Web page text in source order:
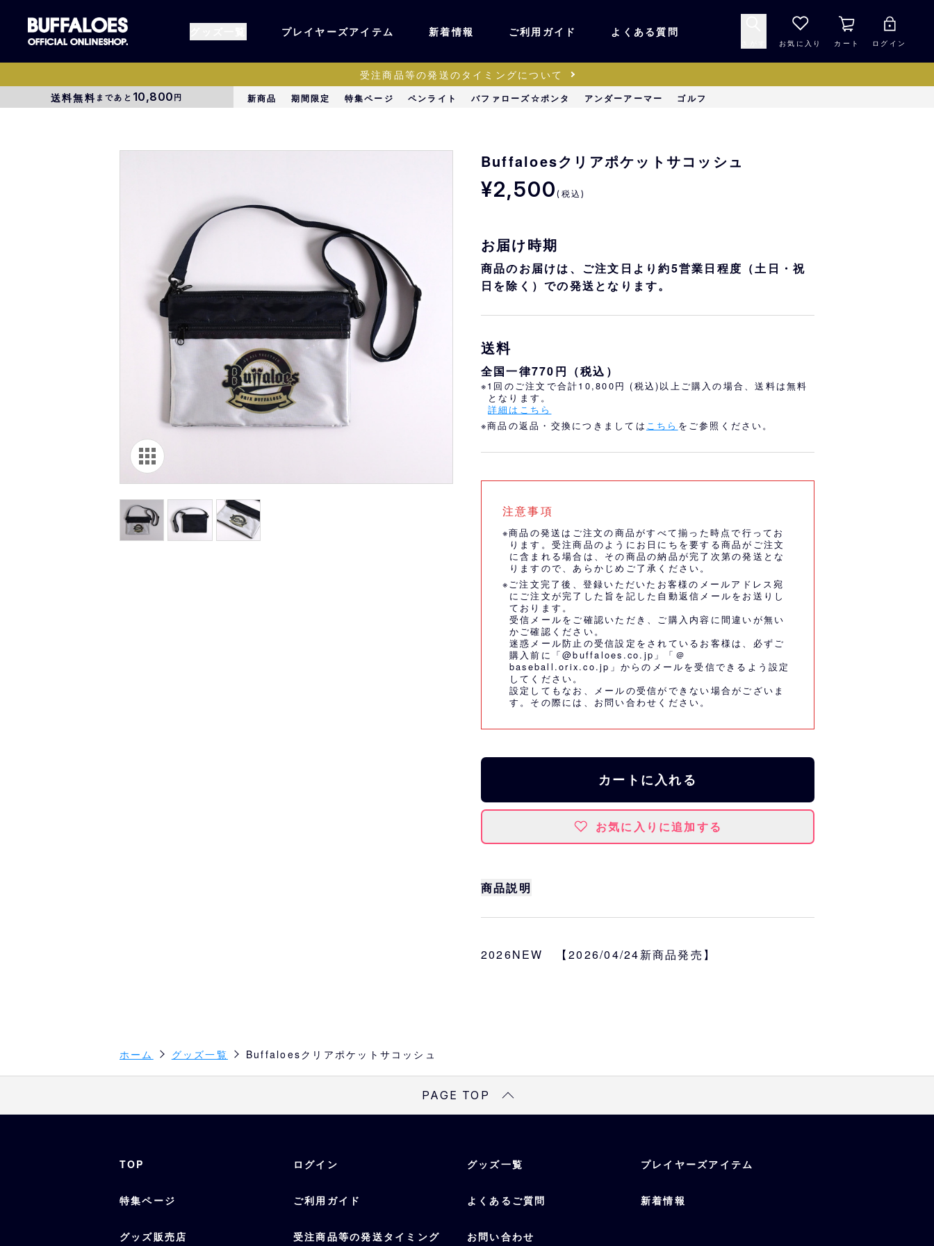
すべてのグッズ オーセンティック
ユニフォーム・ワッ
キャップ・ヘルメッ
アパレル キッズ・ベビー バッグ
コラボグッズ
ステーショナリー・
EC限定販売 キーホルダー シークレット 1000円未満
1000円以上3000円
オリ達におすすめ オリ姫におすすめ オリっこにおすすめ SPECIAL PRICE
プレイヤーズアイテム 新着情報 ご利用ガイド よくある質問
お気に入り カート ログイン
受注商品等の発送のタイミングについて
送料無料まであと 10,800円 新商品 期間限定 特集ページ ペンライト バファローズ☆ポンタ アンダーアーマー ゴルフ
Buffaloesクリアポケットサコッシュ
¥2,500(税込)
お届け時期
商品のお届けは、ご注文日より約5営業日程度（土日・祝
日を除く）での発送となります。
送料
全国一律770円（税込）
※1回のご注文で合計10,800円 (税込)以上ご購入の場合、送料は無料
となります。
詳細はこちら
※商品の返品・交換につきましては こちら をご参照ください。
注意事項
※商品の発送はご注文の商品がすべて揃った時点で行ってお
ります。受注商品のようにお日にちを要する商品がご注文
に含まれる場合は、その商品の納品が完了次第の発送とな
りますので、あらかじめご了承ください。
※ご注文完了後、登録いただいたお客様のメールアドレス宛
にご注文が完了した旨を記した自動返信メールをお送りし
ております。
受信メールをご確認いただき、ご購入内容に間違いが無い
かご確認ください。
迷惑メール防止の受信設定をされているお客様は、必ずご
購入前に「@buffaloes.co.jp」「＠
baseball.orix.co.jp」からのメールを受信できるよう設定
してください。
設定してもなお、メールの受信ができない場合がございま
す。その際には、 お問い合わせください。
カートに入れる
お気に入りに追加する
商品説明
球場観戦にぴったりなサコッシュです。
ただけます。
2026NEW 【2026/04/24新商品発売】
ホーム グッズ一覧 Buffaloesクリアポケットサコッシュ
PAGE TOP
TOP ログイン グッズ一覧 プレイヤーズアイテム
特集ページ ご利用ガイド よくあるご質問 新着情報
グッズ販売店 受注商品等の発送タイミング お問い合わせ